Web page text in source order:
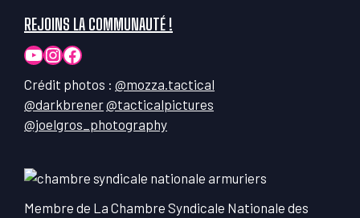
REJOINS LA COMMUNAUTÉ !
YouTube
Instagram
Facebook
Crédit photos : @mozza.tactical
@darkbrener@tacticalpictures
@joelgros_photography
Membre de La Chambre Syndicale Nationale des